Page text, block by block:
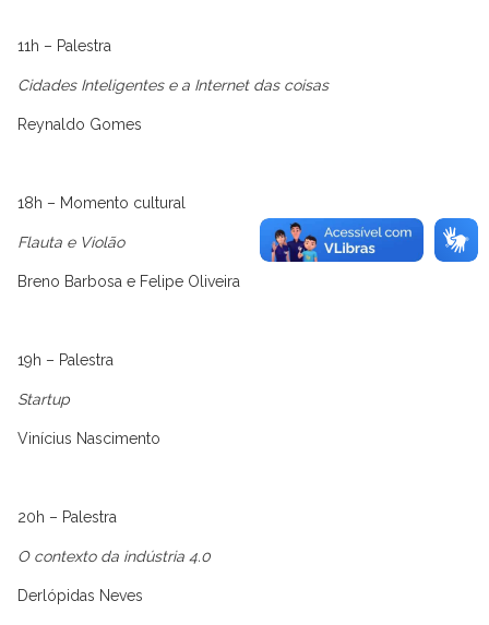
11h – Palestra
Cidades Inteligentes e a Internet das coisas
Reynaldo Gomes
18h – Momento cultural
Flauta e Violão
Breno Barbosa e Felipe Oliveira
19h – Palestra
Startup
Vinícius Nascimento
20h – Palestra
O contexto da indústria 4.0
Derlópidas Neves